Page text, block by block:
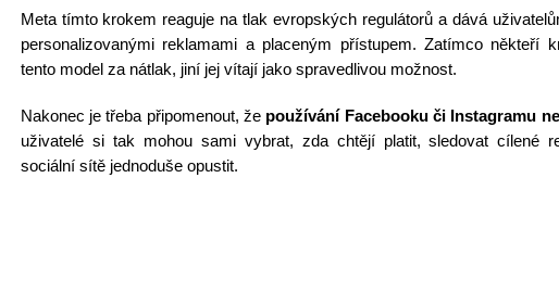
Meta tímto krokem reaguje na tlak evropských regulátorů a dává
personalizovanými reklamami a placeným přístupem. Zatímco někteří
tento model za nátlak, jiní jej vítají jako spravedlivou možnost.
Nakonec je třeba připomenout, že používání Facebooku či Instagramu
uživatelé si tak mohou sami vybrat, zda chtějí platit, sledovat cílené
sociální sítě jednoduše opustit.